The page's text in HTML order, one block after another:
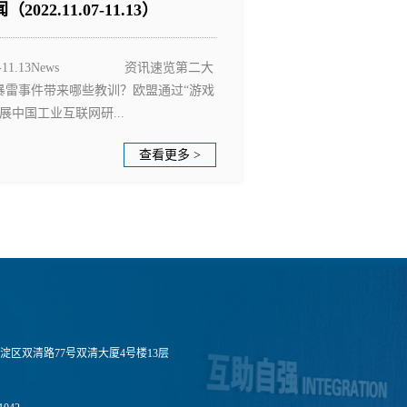
2022.11.07-11.13）
11.13News 资讯速览第二大
事件带来哪些教训？欧盟通过“游戏
中国工业互联网研...
查看更多 >
区双清路77号双清大厦4号楼13层